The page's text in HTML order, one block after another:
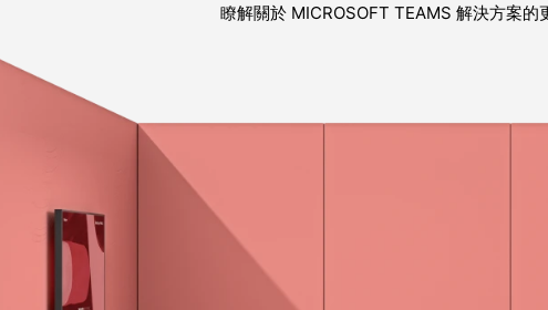
瞭解關於 MICROSOFT TEAMS 解決方案的